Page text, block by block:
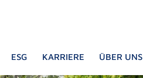
ESG KARRIERE ÜBER UNS